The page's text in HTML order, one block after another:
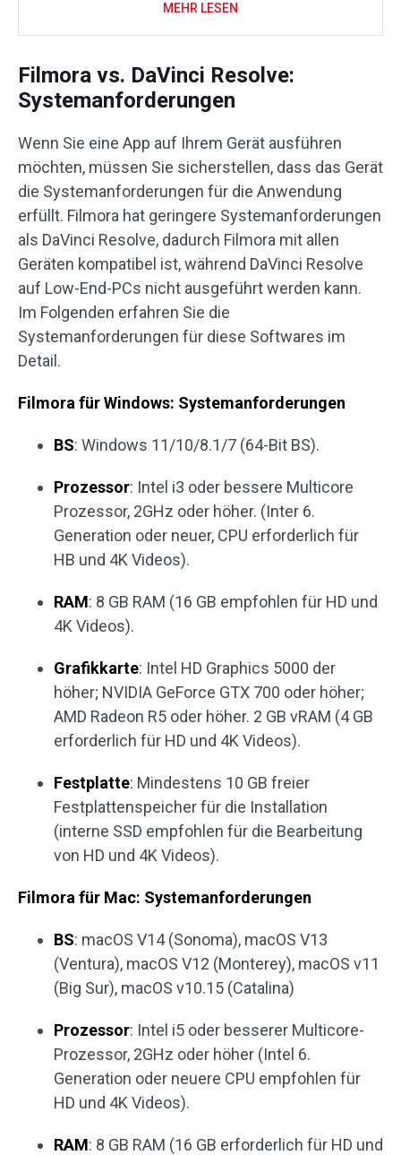
MEHR LESEN
Filmora vs. DaVinci Resolve:
Systemanforderungen
Wenn Sie eine App auf Ihrem Gerät ausführen
möchten, müssen Sie sicherstellen, dass das Gerät
die Systemanforderungen für die Anwendung
erfüllt. Filmora hat geringere Systemanforderungen
als DaVinci Resolve, dadurch Filmora mit allen
Geräten kompatibel ist, während DaVinci Resolve
auf Low-End-PCs nicht ausgeführt werden kann.
Im Folgenden erfahren Sie die
Systemanforderungen für diese Softwares im
Detail.
Filmora für Windows: Systemanforderungen
BS: Windows 11/10/8.1/7 (64-Bit BS).
Prozessor: Intel i3 oder bessere Multicore
Prozessor, 2GHz oder höher. (Inter 6.
Generation oder neuer, CPU erforderlich für
HB und 4K Videos).
RAM: 8 GB RAM (16 GB empfohlen für HD und
4K Videos).
Grafikkarte: Intel HD Graphics 5000 der
höher; NVIDIA GeForce GTX 700 oder höher;
AMD Radeon R5 oder höher. 2 GB vRAM (4 GB
erforderlich für HD und 4K Videos).
Festplatte: Mindestens 10 GB freier
Festplattenspeicher für die Installation
(interne SSD empfohlen für die Bearbeitung
von HD und 4K Videos).
Filmora für Mac: Systemanforderungen
BS: macOS V14 (Sonoma), macOS V13
(Ventura), macOS V12 (Monterey), macOS v11
(Big Sur), macOS v10.15 (Catalina)
Prozessor: Intel i5 oder besserer Multicore-
Prozessor, 2GHz oder höher (Intel 6.
Generation oder neuere CPU empfohlen für
HD und 4K Videos).
RAM: 8 GB RAM (16 GB erforderlich für HD und